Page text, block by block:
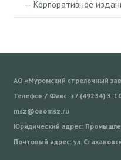
— Корпоративное
АО «Муромский стрелочный
Телефон / Факс: +7 (49234) 3-
msz@oaomsz.ru
Юридический адрес:
Почтовый адрес: ул.